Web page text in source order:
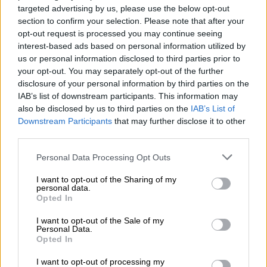
targeted advertising by us, please use the below opt-out
section to confirm your selection. Please note that after your
opt-out request is processed you may continue seeing
interest-based ads based on personal information utilized by
us or personal information disclosed to third parties prior to
your opt-out. You may separately opt-out of the further
disclosure of your personal information by third parties on the
IAB’s list of downstream participants. This information may
also be disclosed by us to third parties on the IAB’s List of
Downstream Participants that may further disclose it to other
Please note that this website/app uses one or more Google
not limited to your visit or usage behaviour. You may click to
grant or deny consent to Google and its third-party tags to
use your data for below specified purposes in below Google
consent section.
Personal Data Processing Opt Outs
I want to opt-out of the Sharing of my
personal data.
Opted In
I want to opt-out of the Sale of my
Personal Data.
Opted In
I want to opt-out of processing my
της οριζόμενης στην παρούσα, τιμής λίτρου.
Για το καθορισμό της αξίας των αγορών
πετρελαίου εσωτερικής καύσης θέρμανσης
ορίζεται η τιμή 0,80 € ανά λίτρο.
Δικαιούχοι του επιδόματος
θέρμανσης
Άγαμοι φορολογούμενοι,οι οποίοι κατά
το προηγούμενο έτος είχαν
ευρώκαι κατείχαν αστική ακίνητη
περιουσία συνολικής αντικειμενικής
αξίας μέχρι 100.000 ευρώ.
Έγγαμοι φορολογούμενοι,
φορολογούμενοι που είναι μέρη
συμφώνων συμβίωσης οι οποίοι